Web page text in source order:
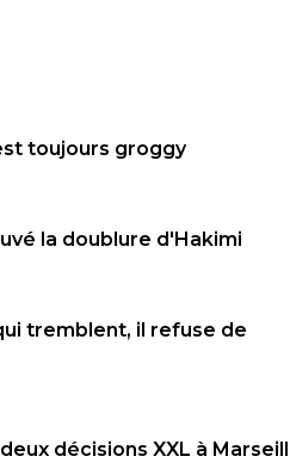
toujours groggy
la doublure d'Hakimi
tremblent, il refuse de
décisions XXL à